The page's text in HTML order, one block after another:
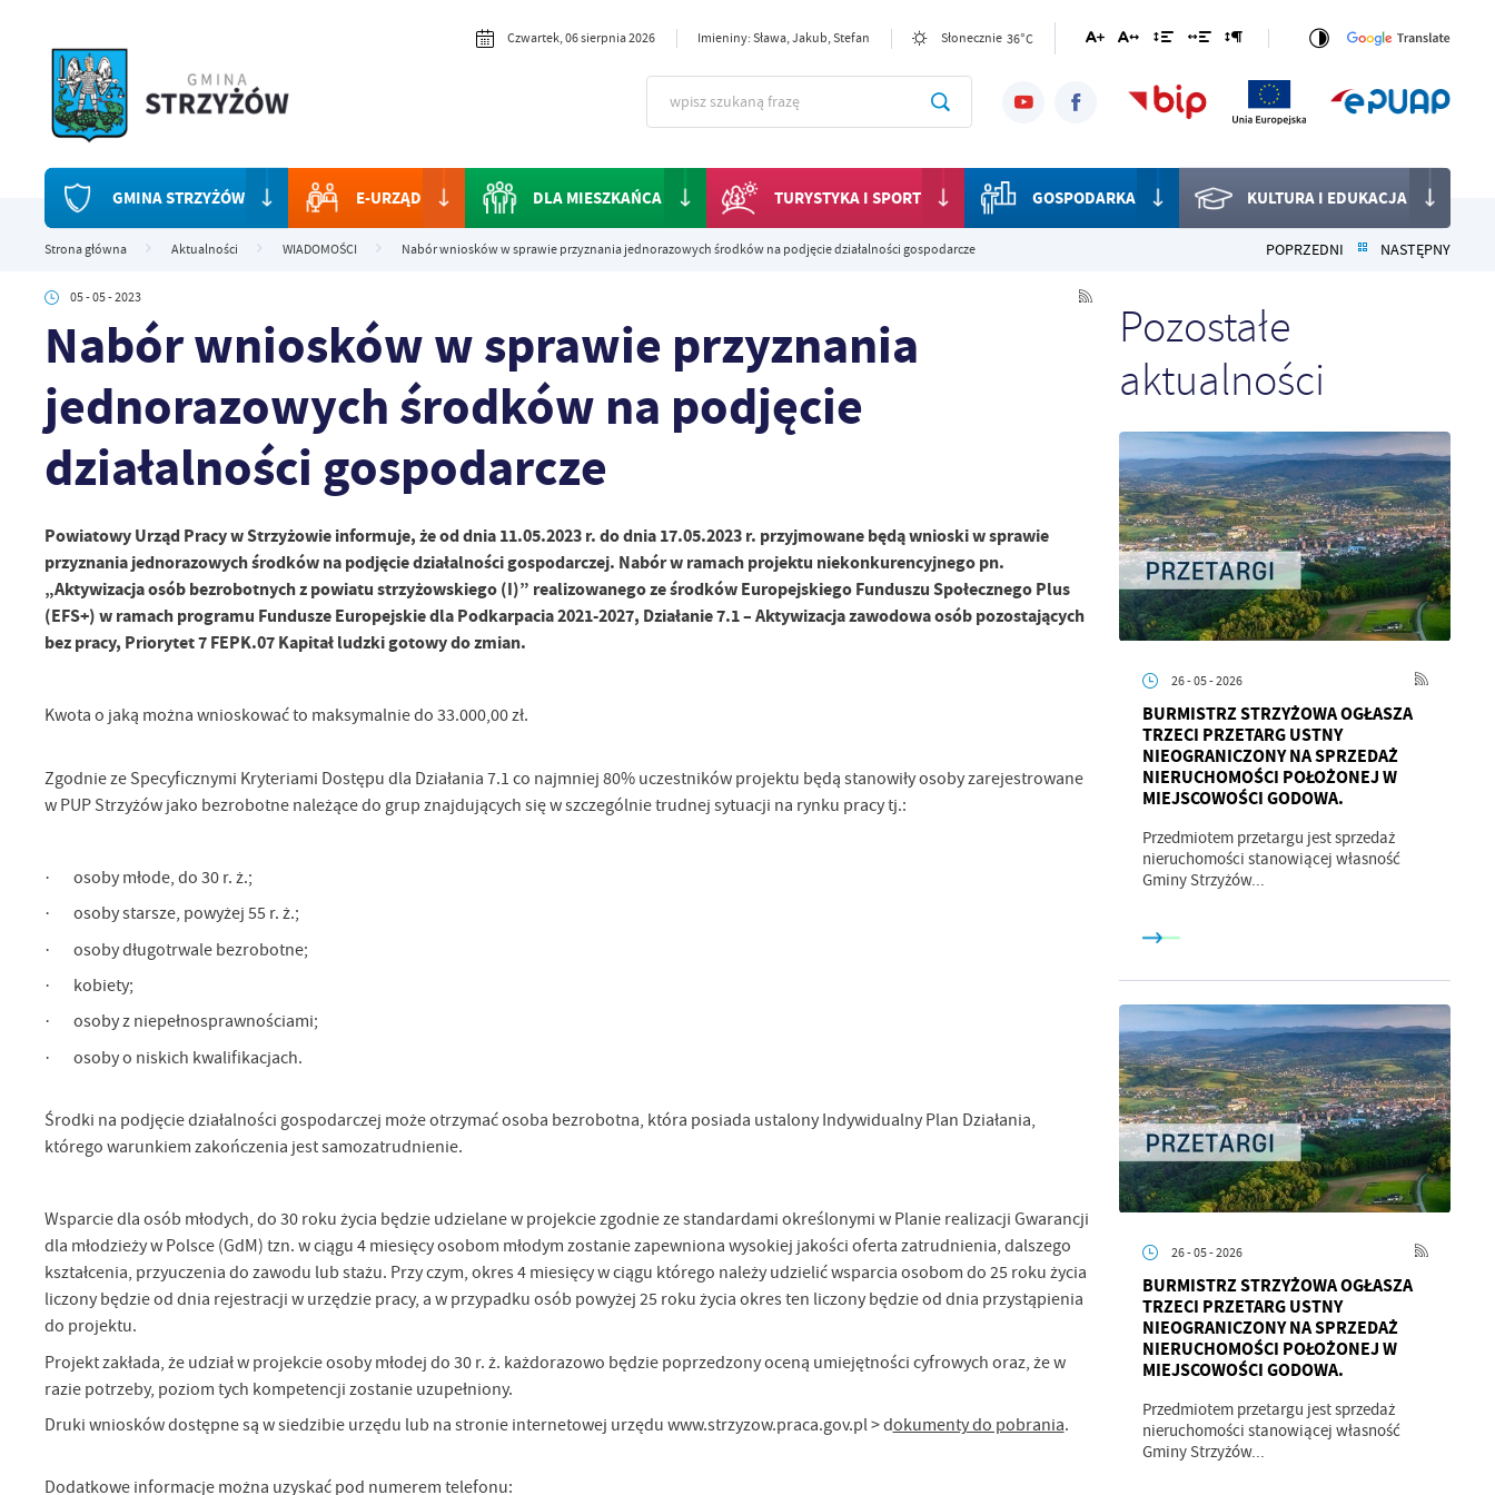
Czwartek, 06 sierpnia 2026 Imieniny: Sława, Jakub, Stefan Słonecznie 36°C
GMINA STRZYŻÓW E-URZĄD DLA MIESZKAŃCA TURYSTYKA I SPORT GOSPODARKA KULTURA I EDUKACJA
Strona główna Aktualności WIADOMOŚCI Nabór wniosków w sprawie przyznania jednorazowych środków na podjęcie działalności gospodarcze POPRZEDNI NASTĘPNY
05 - 05 - 2023
Nabór wniosków w sprawie przyznania
jednorazowych środków na podjęcie
działalności gospodarcze
Powiatowy Urząd Pracy w Strzyżowie informuje, że od dnia 11.05.2023 r. do dnia 17.05.2023 r. przyjmowane będą wnioski w sprawie
przyznania jednorazowych środków na podjęcie działalności gospodarczej. Nabór w ramach projektu niekonkurencyjnego pn.
„Aktywizacja osób bezrobotnych z powiatu strzyżowskiego (I)” realizowanego ze środków Europejskiego Funduszu Społecznego Plus
(EFS+) w ramach programu Fundusze Europejskie dla Podkarpacia 2021-2027, Działanie 7.1 – Aktywizacja zawodowa osób pozostających
bez pracy, Priorytet 7 FEPK.07 Kapitał ludzki gotowy do zmian.
Kwota o jaką można wnioskować to maksymalnie do 33.000,00 zł.
Zgodnie ze Specyficznymi Kryteriami Dostępu dla Działania 7.1 co najmniej 80% uczestników projektu będą stanowiły osoby zarejestrowane
w PUP Strzyżów jako bezrobotne należące do grup znajdujących się w szczególnie trudnej sytuacji na rynku pracy tj.:
· osoby młode, do 30 r. ż.;
· osoby starsze, powyżej 55 r. ż.;
· osoby długotrwale bezrobotne;
· kobiety;
· osoby z niepełnosprawnościami;
· osoby o niskich kwalifikacjach.
Środki na podjęcie działalności gospodarczej może otrzymać osoba bezrobotna, która posiada ustalony Indywidualny Plan Działania,
którego warunkiem zakończenia jest samozatrudnienie.
Wsparcie dla osób młodych, do 30 roku życia będzie udzielane w projekcie zgodnie ze standardami określonymi w Planie realizacji Gwarancji
dla młodzieży w Polsce (GdM) tzn. w ciągu 4 miesięcy osobom młodym zostanie zapewniona wysokiej jakości oferta zatrudnienia, dalszego
kształcenia, przyuczenia do zawodu lub stażu. Przy czym, okres 4 miesięcy w ciągu którego należy udzielić wsparcia osobom do 25 roku życia
liczony będzie od dnia rejestracji w urzędzie pracy, a w przypadku osób powyżej 25 roku życia okres ten liczony będzie od dnia przystąpienia
do projektu.
Projekt zakłada, że udział w projekcie osoby młodej do 30 r. ż. każdorazowo będzie poprzedzony oceną umiejętności cyfrowych oraz, że w
razie potrzeby, poziom tych kompetencji zostanie uzupełniony.
Druki wniosków dostępne są w siedzibie urzędu lub na stronie internetowej urzędu www.strzyzow.praca.gov.pl > dokumenty do pobrania.
Dodatkowe informacje można uzyskać pod numerem telefonu:
Pozostałe
aktualności
26 - 05 - 2026
BURMISTRZ STRZYŻOWA OGŁASZA
TRZECI PRZETARG USTNY
NIEOGRANICZONY NA SPRZEDAŻ
NIERUCHOMOŚCI POŁOŻONEJ W
MIEJSCOWOŚCI GODOWA.
Przedmiotem przetargu jest sprzedaż
nieruchomości stanowiącej własność
Gminy Strzyżów...
26 - 05 - 2026
BURMISTRZ STRZYŻOWA OGŁASZA
TRZECI PRZETARG USTNY
NIEOGRANICZONY NA SPRZEDAŻ
NIERUCHOMOŚCI POŁOŻONEJ W
MIEJSCOWOŚCI GODOWA.
Przedmiotem przetargu jest sprzedaż
nieruchomości stanowiącej własność
Gminy Strzyżów...
Ustawienia
wszystkie. W dowolnym momencie możesz dokonać zmiany swoich ustawień.
Niezbędne
Pliki cookies odpowiadają na podejmowane przez Ciebie działania w celu m.in. dostosowania
cookies strona, z której korzystasz, może działać bez zakłóceń.
Więcej
Funkcjonalne i personalizacyjne
Ciebie ustawień oraz personalizację określonych funkcjonalności czy prezentowanych treści.